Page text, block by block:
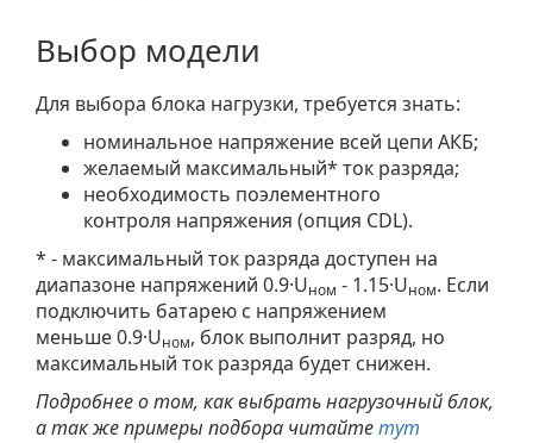
Выбор модели
Для выбора блока нагрузки, требуется знать:
номинальное напряжение всей цепи АКБ;
желаемый максимальный* ток разряда;
необходимость поэлементного
контроля напряжения (опция CDL).
* - максимальный ток разряда доступен на
диапазоне напряжений 0.9·Uном - 1.15·Uном. Если
подключить батарею с напряжением
меньше 0.9·Uном, блок выполнит разряд, но
максимальный ток разряда будет снижен.
Подробнее о том, как выбрать нагрузочный блок,
а так же примеры подбора читайтетут